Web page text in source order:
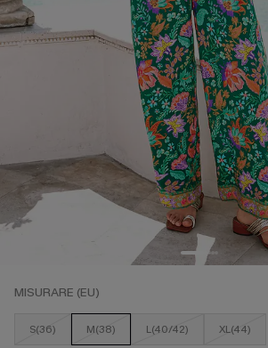
MISURARE (EU)
S(36) M(38) L(40/42) XL(44)